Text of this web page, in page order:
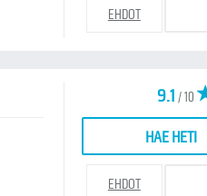
EHDOT
9.1/ 10
HAE HETI
EHDOT